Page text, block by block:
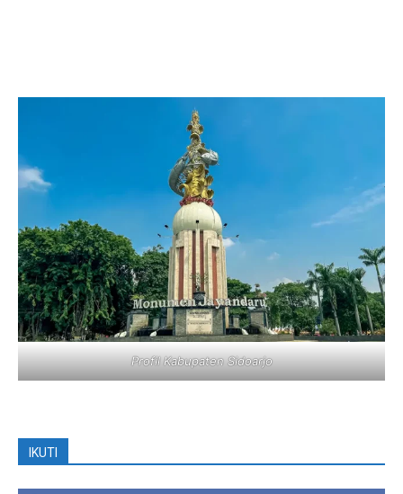
Profil Kabupaten Sidoarjo
IKUTI